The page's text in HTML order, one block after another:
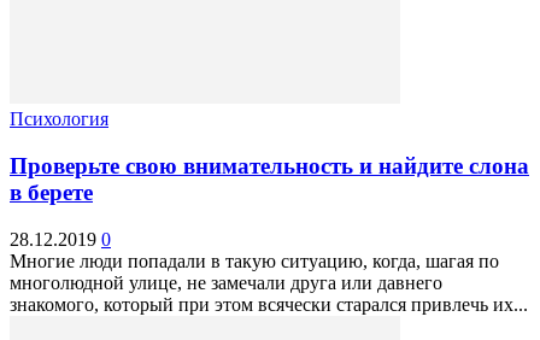
Психология
Проверьте свою внимательность и найдите слона
в берете
28.12.2019 0
Многие люди попадали в такую ситуацию, когда, шагая по
многолюдной улице, не замечали друга или давнего
знакомого, который при этом всячески старался привлечь их...